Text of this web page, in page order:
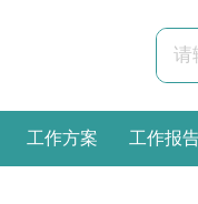
工作方案 工作报